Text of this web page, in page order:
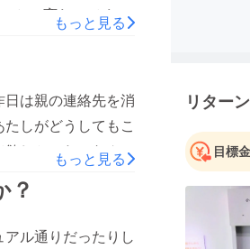
とで変わってくれ
もっと見る
は親の連絡先を消
しがどうしてもこ
欲しかった…なんの
な…あたしは連絡
もっと見る
？
ル通りだったりし
リター
目標